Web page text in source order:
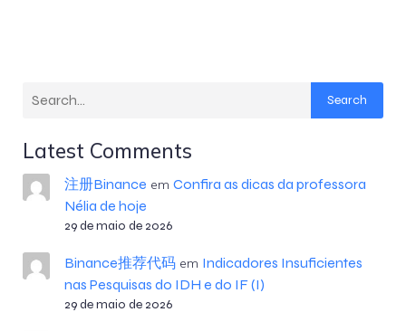
Search
Latest Comments
注册Binance em Confira as dicas da professora
Nélia de hoje
29 de maio de 2026
Binance推荐代码em Indicadores Insuficientes
nas Pesquisas do IDH e do IF (I)
29 de maio de 2026